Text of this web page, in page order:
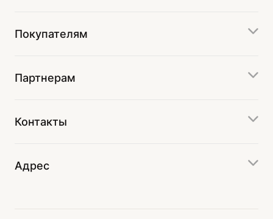
Покупателям
Партнерам
Контакты
Адрес